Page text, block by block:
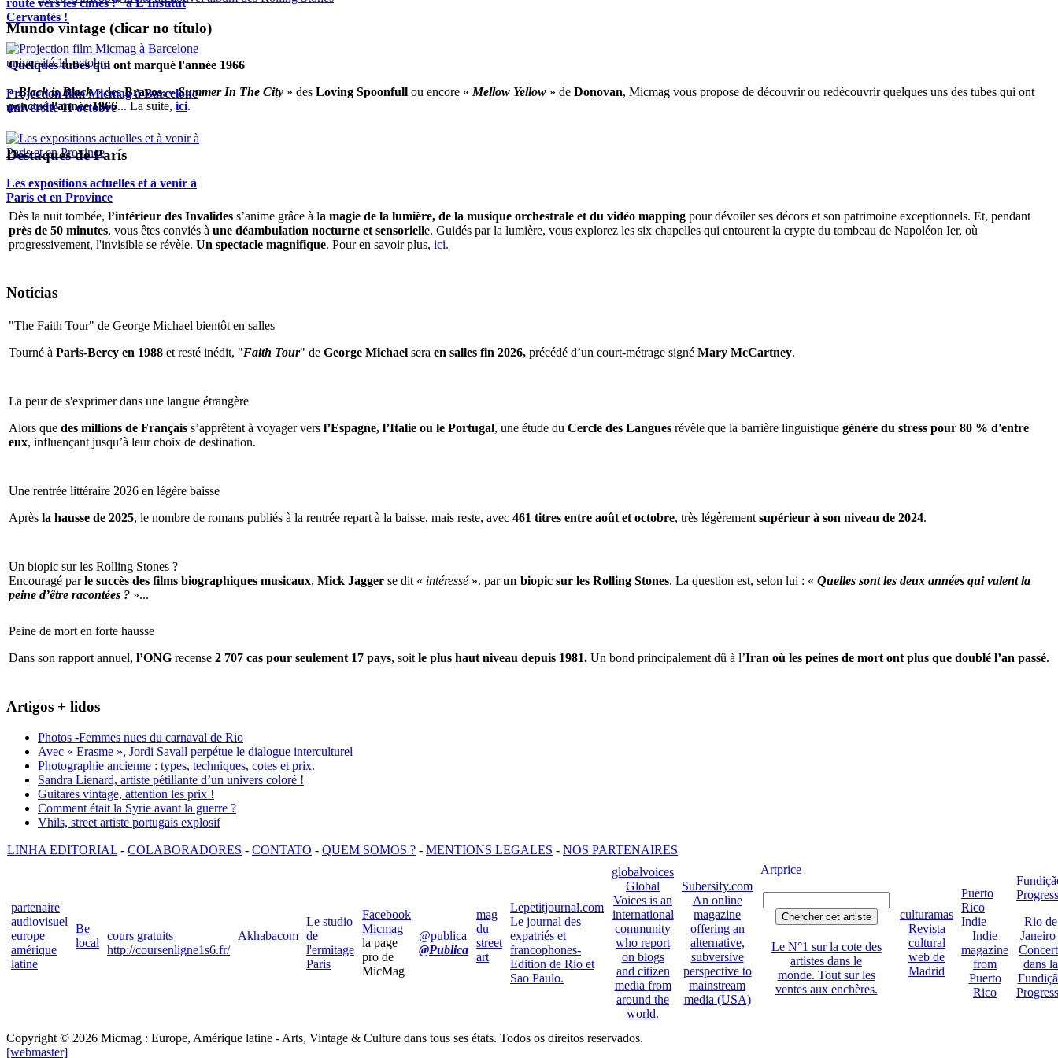
route vers les cimes !" à L'Institut
Cervantès !
Projection film Micmag à Barcelone
université 11 octobre
Les expositions actuelles et à venir à
Paris et en Province
Mundo vintage (clicar no título)
Quelques tubes qui ont marqué l'année 1966
«Black is Black» desBravos, «Summer In The City » des Loving Spoonfull ou encore « Mellow Yellow » de Donovan, Micmag vous propose de découvrir ou redécouvrir quelques uns des tubes qui ont
ponctuél'année 1966... La suite, ici.
Destaques de París
Dès la nuit tombée, l’intérieur des Invalides s’anime grâce à la magie de la lumière, de la musique orchestrale et du vidéo mapping pour dévoiler ses décors et son patrimoine exceptionnels. Et, pendant
près de 50 minutes, vous êtes conviés à une déambulation nocturne et sensorielle. Guidés par la lumière, vous explorez les six chapelles qui entourent la crypte du tombeau de Napoléon Ier, où
progressivement, l'invisible se révèle. Un spectacle magnifique. Pour en savoir plus, ici.
Notícias
"The Faith Tour" de George Michael bientôt en salles
Tourné à Paris-Bercy en 1988 et resté inédit, "Faith Tour" de George Michael sera en salles fin 2026, précédé d’un court-métrage signé Mary McCartney.
La peur de s'exprimer dans une langue étrangère
Alors que des millions de Français s’apprêtent à voyager vers l’Espagne, l’Italie ou le Portugal, une étude du Cercle des Langues révèle que la barrière linguistique génère du stress pour 80 % d'entre
eux, influençant jusqu’à leur choix de destination.
Une rentrée littéraire 2026 en légère baisse
Après la hausse de 2025, le nombre de romans publiés à la rentrée repart à la baisse, mais reste, avec 461 titres entre août et octobre, très légèrement supérieur à son niveau de 2024.
Un biopic sur les Rolling Stones ?
Encouragé parle succès des films biographiques musicaux, Mick Jagger se dit « intéressé ». parun biopic sur les Rolling Stones. La question est, selon lui : « Quelles sont les deux années qui valent la
peine d’être racontées ? »...
Peine de mort en forte hausse
Dans son rapport annuel, l’ONG recense 2 707 cas pour seulement 17 pays, soit le plus haut niveau depuis 1981. Un bond principalement dû à l’Iran où les peines de mort ont plus que doublé l’an passé.
Artigos + lidos
Photos -Femmes nues du carnaval de Rio
Avec « Erasme », Jordi Savall perpétue le dialogue interculturel
Photographie ancienne : types, techniques, cotes et prix.
Sandra Lienard, artiste pétillante d’un univers coloré !
Guitares vintage, attention les prix !
Comment était la Syrie avant la guerre ?
Vhils, street artiste portugais explosif
LINHA EDITORIAL - COLABORADORES - CONTATO - QUEM SOMOS ? - MENTIONS LEGALES - NOS PARTENAIRES
partenaire
audiovisuel
europe
amérique
latine
Be
local
cours gratuits
http://coursenligne1s6.fr/
Akhabacom
Le studio
de
l'ermitage
Paris
Facebook
Micmag
la page
pro de
MicMag
@publica
@Publica
mag
du
street
art
Lepetitjournal.com
Le journal des
expatriés et
francophones-
Edition de Rio et
Sao Paulo.
globalvoices
Global
Voices is an
international
community
who report
on blogs
and citizen
media from
around the
world.
Subersify.com
An online
magazine
offering an
alternative,
subversive
perspective to
mainstream
media (USA)
Artprice
Le N°1 sur la cote des
artistes dans le
monde. Tout sur les
ventes aux enchères.
culturamas
Revista
cultural
web de
Madrid
Puerto
Rico
Indie
Indie
magazine
from
Puerto
Rico
Rio de
Janeiro
dans la
Copyright © 2026 Micmag : Europe, Amérique latine - Arts, Vintage & Culture dans tous ses états. Todos os direitos reservados.
[webmaster]